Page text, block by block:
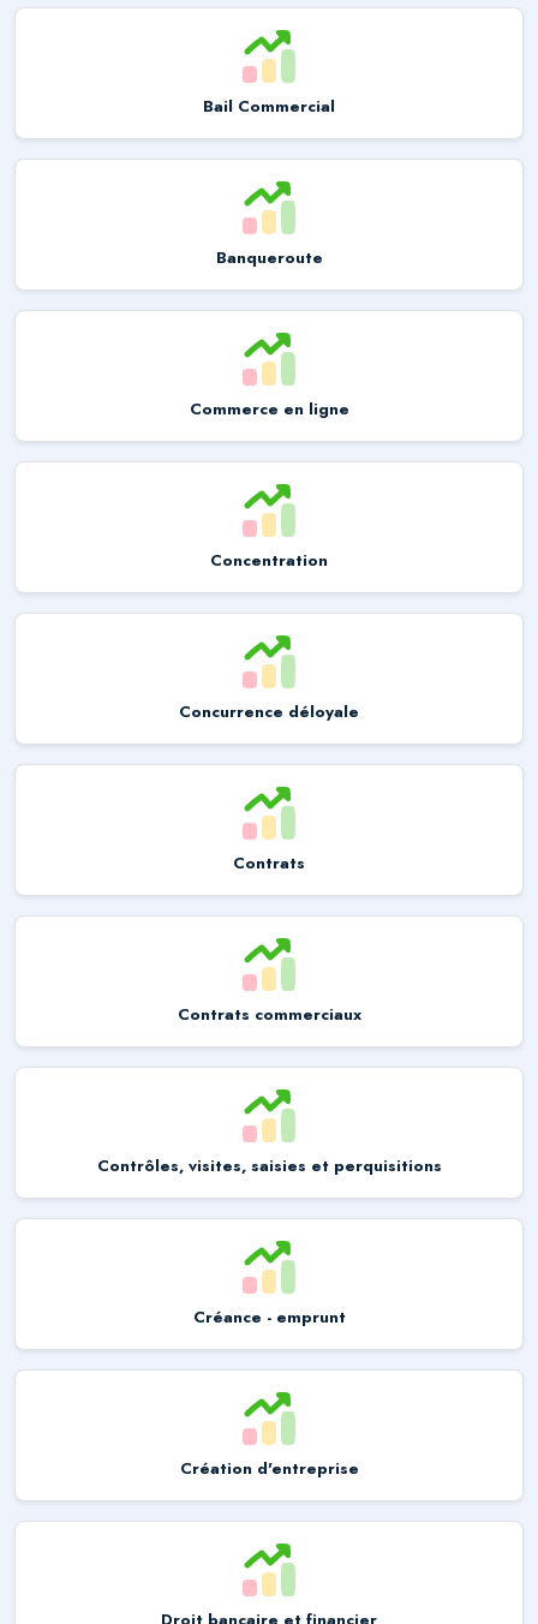
Bail Commercial
Banqueroute
Commerce en ligne
Concentration
Concurrence déloyale
Contrats
Contrats commerciaux
Contrôles, visites, saisies et perquisitions
Créance - emprunt
Création d'entreprise